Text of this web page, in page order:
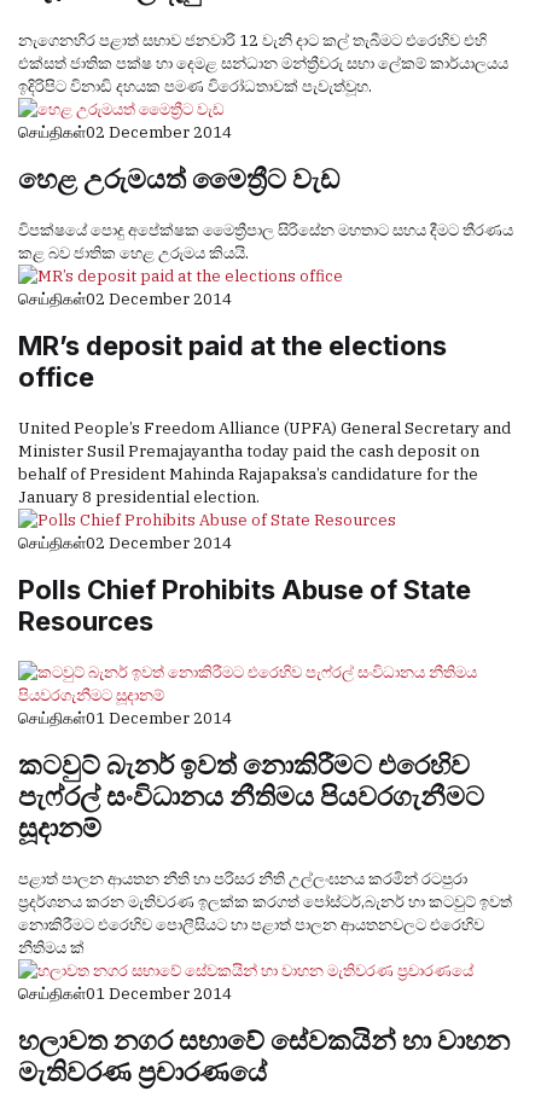
නැගෙනහිර පළාත් සභාව ජනවාරි 12 වැනි දාට කල් තැබීමට එරෙහිව එහි
එක්සත් ජාතික පක්ෂ හා දෙමළ සන්ධාන මන්ත්‍රීවරු සභා ලේකම් කාර්යාලයය
ඉදිරිපිට විනාඩි දහයක පමණ විරෝධතාවක් පැවැත්වූහ.
செய்திகள்02 December 2014
හෙළ උරුමයත් මෛත්‍රීට වැඩ
විපක්ෂයේ පොදු අපේක්ෂක මෛත්‍රීපාල සිරිසේන මහතාට සහය දීමට තීරණය
කළ බව ජාතික හෙළ උරුමය කියයි.
செய்திகள்02 December 2014
MR’s deposit paid at the elections
office
United People’s Freedom Alliance (UPFA) General Secretary and
Minister Susil Premajayantha today paid the cash deposit on
behalf of President Mahinda Rajapaksa’s candidature for the
January 8 presidential election.
செய்திகள்02 December 2014
Polls Chief Prohibits Abuse of State
Resources
செய்திகள்01 December 2014
කටවුට් බැනර් ඉවත් නොකිරීමට එරෙහිව
පැෆ්රල් සංවිධානය නීතිමය පියවරගැනීමට
සූදානම්
පළාත් පාලන ආයතන නීති හා පරිසර නීති උල්ලංඝනය කරමින් රටපුරා
ප්‍රදර්ශනය කරන මැතිවරණ ඉලක්ක කරගත් පෝස්ටර්,බැනර් හා කටවුට් ඉවත්
නොකිරීමට එරෙහිව පොලීසියට හා පළාත් පාලන ආයතනවලට එරෙහිව
නීතිමය ක්‍
செய்திகள்01 December 2014
හලාවත නගර සභාවේ සේවකයින් හා වාහන
මැතිවරණ ප්‍රචාරණයේ